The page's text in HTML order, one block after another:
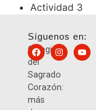
Actividad 3
Colegio
del
Sagrado
Corazón:
más
Síguenos en: